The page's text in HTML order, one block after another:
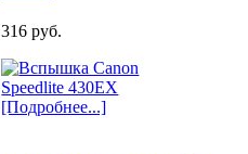
316 pуб.
[Подробнее...]